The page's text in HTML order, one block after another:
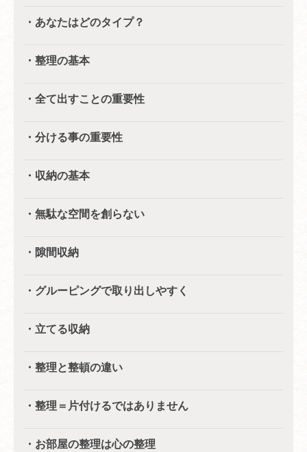
・あなたはどのタイプ？
・整理の基本
・全て出すことの重要性
・分ける事の重要性
・収納の基本
・無駄な空間を創らない
・隙間収納
・グルーピングで取り出しやすく
・立てる収納
・整理と整頓の違い
・整理＝片付けるではありません
・お部屋の整理は心の整理